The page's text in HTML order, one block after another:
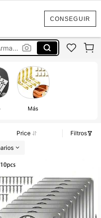
CONSEGUIR
Bisagras Puertas De Armarios
Más
Price
Filtros